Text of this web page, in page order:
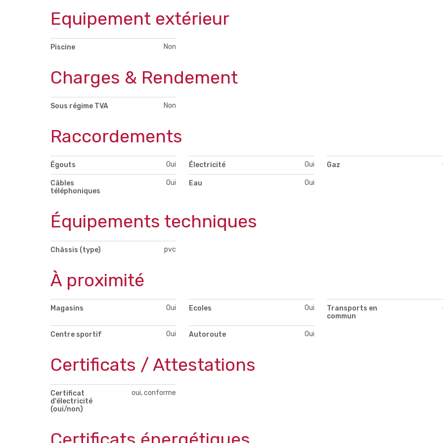
Equipement extérieur
Piscine Non
Charges & Rendement
Sous régime TVA Non
Raccordements
Égouts Oui Électricité Oui Gaz
Câbles
téléphoniques
Oui Eau Oui
Équipements techniques
Châssis (type) pvc
À proximité
Magasins Oui Ecoles Oui
Transports en
commun
Centre sportif Oui Autoroute Oui
Certificats / Attestations
Certificat
d'électricité
(oui/non)
oui, conforme